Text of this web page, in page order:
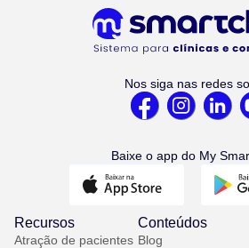
Nos siga nas redes
Baixe o app do My
Recursos
Atração de pacientes
Conteúdos
Blog